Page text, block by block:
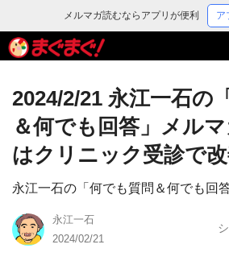
メルマガ読むならアプリが便利 ア
2024/2/21 永江一石の
＆何でも回答」メル
はクリニック受診で
永江一石の「何でも質問＆何でも回
永江一石
2024/02/21